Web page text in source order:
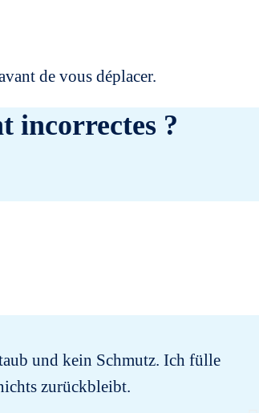
de vous déplacer.
incorrectes ?
und kein Schmutz. Ich fülle
zurückbleibt.